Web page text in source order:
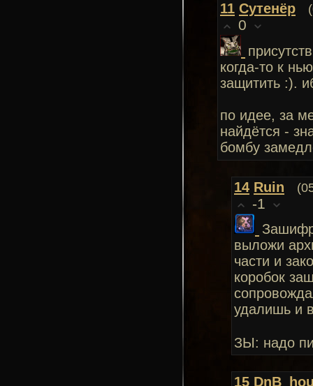
11 Сутенёр
0
когда-то к
защитить :).
по идее, за
найдётся -
бомбу
14 Ruin
-1
выложи
части и
коробок
удалишь и
ЗЫ: надо
15